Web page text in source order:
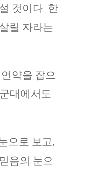
것이다. 한
릴 자라는
약을 잡으
대에서도
으로 보고,
음의 눈으